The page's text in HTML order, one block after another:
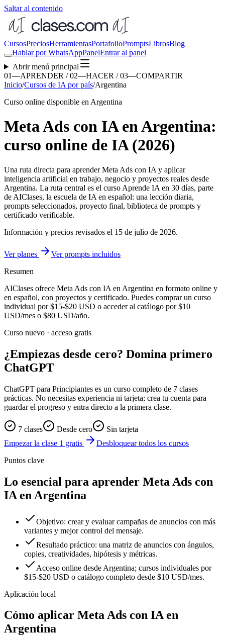
Saltar al contenido
CursosPreciosHerramientasPortafolioPromptsLibrosBlog
Hablar por WhatsAppPanelEntrar al panel
Abrir menú principal
01—APRENDER / 02—HACER / 03—COMPARTIR
Inicio/Cursos de IA por país/Argentina
Curso online disponible en Argentina
Meta Ads con IA en Argentina:
curso online de IA (2026)
Una ruta directa para aprenderMeta Ads con IA y aplicar
inteligencia artificial en trabajo, negocio y proyectos reales desde
Argentina. La ruta central es el curso Aprende IA en 30 días, parte
de AIClases, la escuela de IA en español: una lección diaria,
prompts seleccionados, proyecto final, biblioteca de prompts y
certificado verificable.
Información y precios revisados el 15 de julio de 2026.
Ver planes
Ver prompts incluidos
Resumen
AIClases ofrece Meta Ads con IA en Argentina en formato online y
en español, con proyectos y certificado. Puedes comprar un curso
individual por$15-$20 USD o acceder al catálogo por$10
USD/mes o $80 USD/año.
Curso nuevo · acceso gratis
¿Empiezas desde cero? Domina primero
ChatGPT
ChatGPT para Principiantes es un curso completo de 7 clases
prácticas. No necesitas experiencia ni tarjeta; crea tu cuenta para
guardar el progreso y entra directo a la primera clase.
7 clases Desde cero
Sin tarjeta
Empezar la clase 1 gratis
Desbloquear todos los cursos
Puntos clave
Lo esencial para aprender Meta Ads con
IA en Argentina
Objetivo: crear y evaluar campañas de anuncios con más
variantes y mejor control del mensaje.
Resultado práctico: una matriz de anuncios con ángulos,
copies, creatividades, hipótesis y métricas.
Acceso online desde Argentina; cursos individuales por
$15-$20 USD o catálogo completo desde $10 USD/mes.
Aplicación local
Cómo aplicar Meta Ads con IAen
Argentina